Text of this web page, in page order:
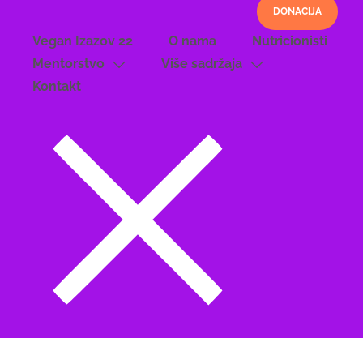
Vegan Izazov 22 O nama
Nutricionisti
Mentorstvo
Više sadržaja
Kontakt
DONACIJA